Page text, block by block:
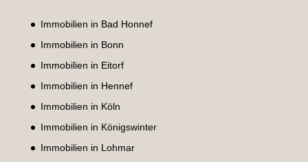
Immobilien in Bad Honnef
Immobilien in Bonn
Immobilien in Eitorf
Immobilien in Hennef
Immobilien in Köln
Immobilien in Königswinter
Immobilien in Lohmar